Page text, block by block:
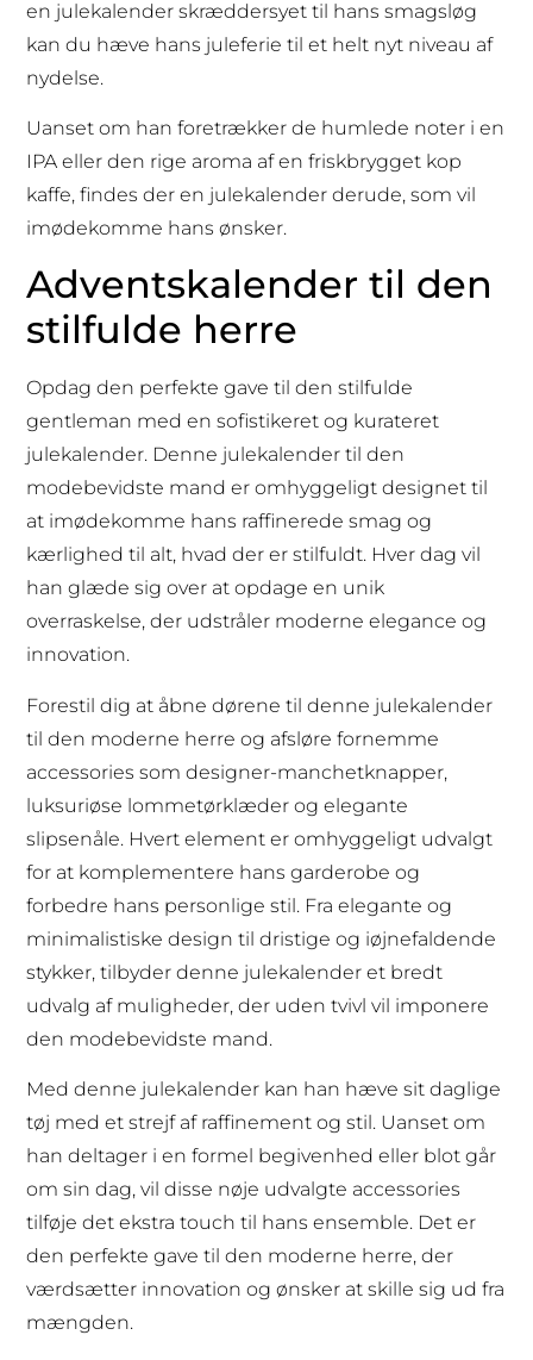
en julekalender skræddersyet til hans smagsløg
kan du hæve hans juleferie til et helt nyt niveau af
nydelse.
Uanset om han foretrækker de humlede noter i en
IPA eller den rige aroma af en friskbrygget kop
kaffe, findes der en julekalender derude, som vil
imødekomme hans ønsker.
Adventskalender til den
stilfulde herre
Opdag den perfekte gave til den stilfulde
gentleman med en sofistikeret og kurateret
julekalender. Denne julekalender til den
modebevidste mand er omhyggeligt designet til
at imødekomme hans raffinerede smag og
kærlighed til alt, hvad der er stilfuldt. Hver dag vil
han glæde sig over at opdage en unik
overraskelse, der udstråler moderne elegance og
innovation.
Forestil dig at åbne dørene til denne julekalender
til den moderne herre og afsløre fornemme
accessories som designer-manchetknapper,
luksuriøse lommetørklæder og elegante
slipsenåle. Hvert element er omhyggeligt udvalgt
for at komplementere hans garderobe og
forbedre hans personlige stil. Fra elegante og
minimalistiske design til dristige og iøjnefaldende
stykker, tilbyder denne julekalender et bredt
udvalg af muligheder, der uden tvivl vil imponere
den modebevidste mand.
Med denne julekalender kan han hæve sit daglige
tøj med et strejf af raffinement og stil. Uanset om
han deltager i en formel begivenhed eller blot går
om sin dag, vil disse nøje udvalgte accessories
tilføje det ekstra touch til hans ensemble. Det er
den perfekte gave til den moderne herre, der
værdsætter innovation og ønsker at skille sig ud fra
mængden.